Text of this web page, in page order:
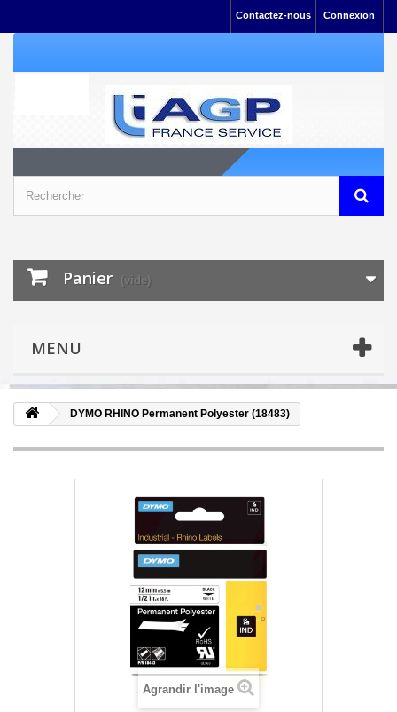
Connexion
Contactez-nous
Panier (vide)
MENU
DYMO RHINO Permanent Polyester (18483)
Agrandir l'image